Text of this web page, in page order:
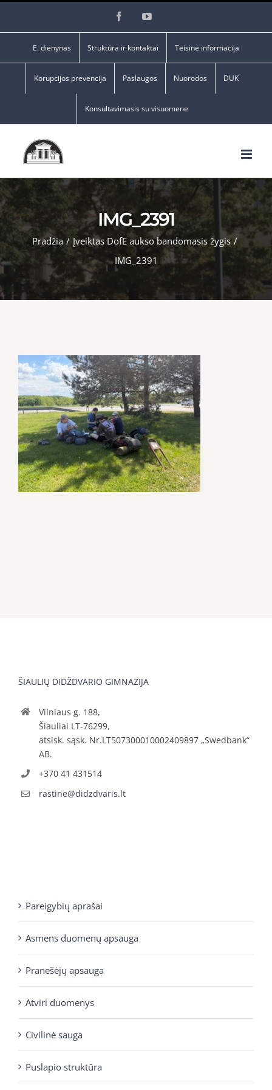
FacebookYouTube
E. dienynas Struktūra ir kontaktai Teisinė informacija
Korupcijos prevencija Paslaugos Nuorodos DUK
Konsultavimasis su visuomene
IMG_2391
Pradžia / Įveiktas DofE aukso bandomasis žygis /
IMG_2391
ŠIAULIŲ DIDŽDVARIO GIMNAZIJA
Vilniaus g. 188,
Šiauliai LT-76299,
atsisk. sąsk. Nr.LT507300010002409897 „Swedbank“
AB.
+370 41 431514
rastine@didzdvaris.lt
Pareigybių aprašai
Asmens duomenų apsauga
Pranešėjų apsauga
Atviri duomenys
Civilinė sauga
Puslapio struktūra